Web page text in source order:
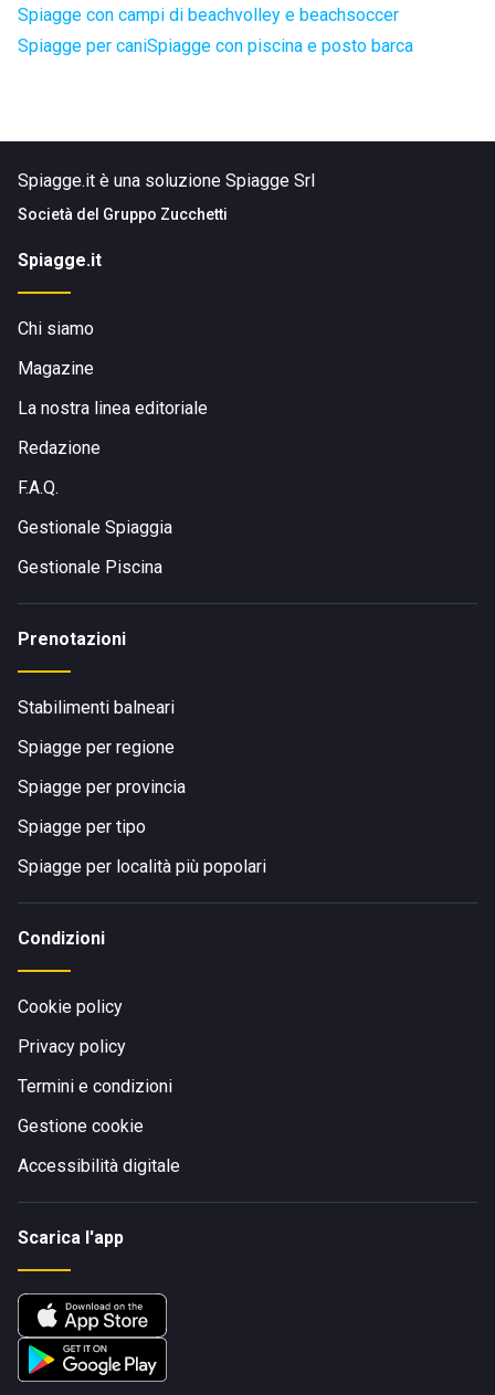
Spiagge con campi di beachvolley e beachsoccer
Spiagge per caniSpiagge con piscina e posto barca
Spiagge.it è una soluzione Spiagge Srl
Società del Gruppo Zucchetti
Spiagge.it
Chi siamo
Magazine
La nostra linea editoriale
Redazione
F.A.Q.
Gestionale Spiaggia
Gestionale Piscina
Prenotazioni
Stabilimenti balneari
Spiagge per regione
Spiagge per provincia
Spiagge per tipo
Spiagge per località più popolari
Condizioni
Cookie policy
Privacy policy
Termini e condizioni
Gestione cookie
Accessibilità digitale
Scarica l'app